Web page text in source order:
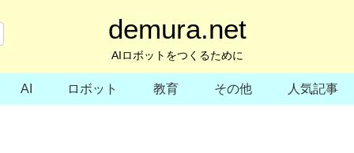
demura.net
AIロボットをつくるために
AI ロボット 教育 その他 人気記事